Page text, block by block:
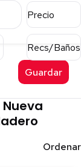
Precio
Recs/Baños
Guardar
Ordenar